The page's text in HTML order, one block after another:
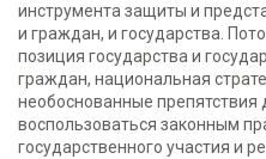
инструмента защиты и
и граждан, и государства.
позиция государства и
граждан, национальная
необоснованные
воспользоваться законным
государственного участия и